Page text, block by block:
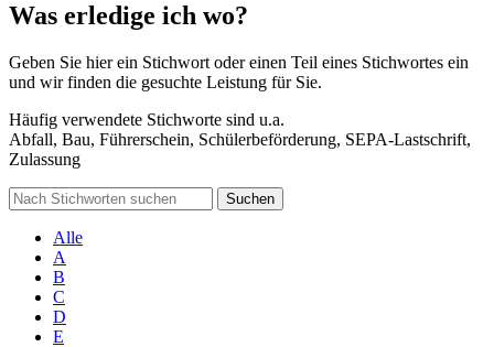
Was erledige ich wo?
Geben Sie hier ein Stichwort oder einen Teil eines Stichwortes ein
und wir finden die gesuchte Leistung für Sie.
Häufig verwendete Stichworte sind u.a.
Abfall, Bau, Führerschein, Schülerbeförderung, SEPA-Lastschrift,
Zulassung
Suchen
Alle
A
B
C
D
E